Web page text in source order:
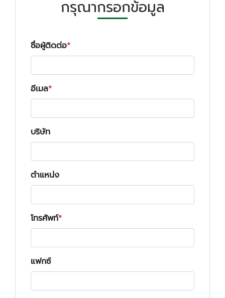
กรุณากรอกข้อมูล
ชื่อผู้ติดต่อ
อีเมล
บริษัท
ตำแหน่ง
โทรศัพท์
แฟกซ์